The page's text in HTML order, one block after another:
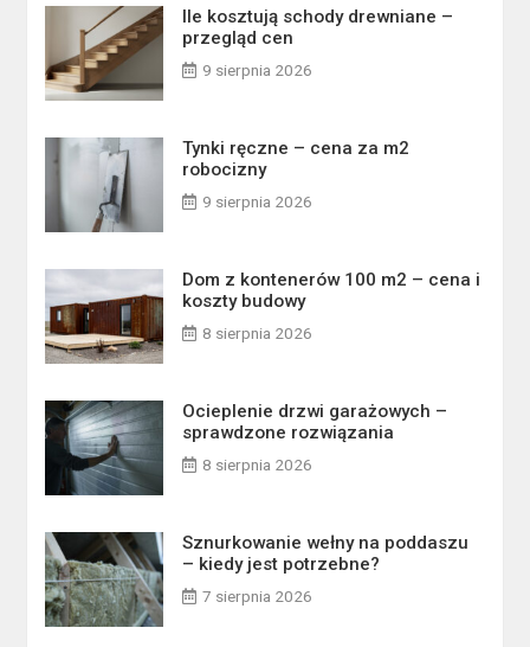
Ile kosztują schody drewniane –
przegląd cen
9 sierpnia 2026
Tynki ręczne – cena za m2
robocizny
9 sierpnia 2026
Dom z kontenerów 100 m2 – cena i
koszty budowy
8 sierpnia 2026
Ocieplenie drzwi garażowych –
sprawdzone rozwiązania
8 sierpnia 2026
Sznurkowanie wełny na poddaszu
– kiedy jest potrzebne?
7 sierpnia 2026